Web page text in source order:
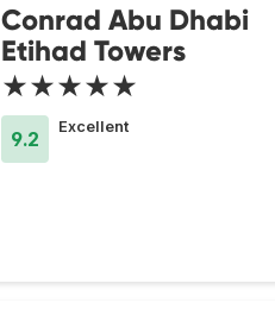
Conrad Abu Dhabi
Etihad Towers
★★★★★
9.2
Excellent